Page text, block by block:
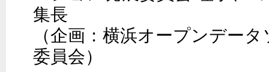
集長
（企画：横浜オープンデー
委員会）